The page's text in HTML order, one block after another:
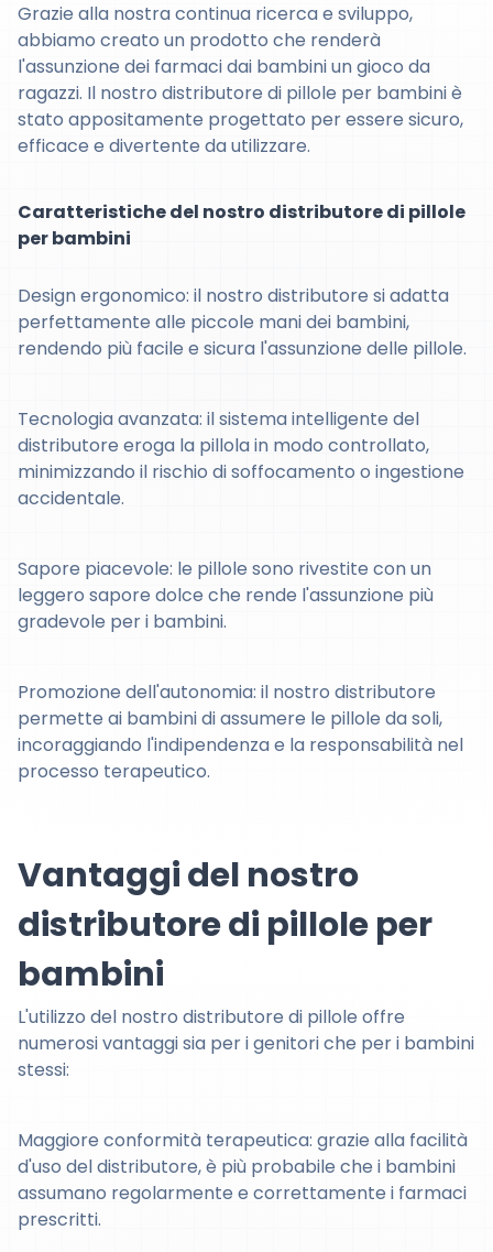
Grazie alla nostra continua ricerca e sviluppo,
abbiamo creato un prodotto che renderà
l'assunzione dei farmaci dai bambini un gioco da
ragazzi. Il nostro distributore di pillole per bambini è
stato appositamente progettato per essere sicuro,
efficace e divertente da utilizzare.
Caratteristiche del nostro distributore di pillole
per bambini
Design ergonomico: il nostro distributore si adatta
perfettamente alle piccole mani dei bambini,
rendendo più facile e sicura l'assunzione delle pillole.
Tecnologia avanzata: il sistema intelligente del
distributore eroga la pillola in modo controllato,
minimizzando il rischio di soffocamento o ingestione
accidentale.
Sapore piacevole: le pillole sono rivestite con un
leggero sapore dolce che rende l'assunzione più
gradevole per i bambini.
Promozione dell'autonomia: il nostro distributore
permette ai bambini di assumere le pillole da soli,
incoraggiando l'indipendenza e la responsabilità nel
processo terapeutico.
Vantaggi del nostro
distributore di pillole per
bambini
L'utilizzo del nostro distributore di pillole offre
numerosi vantaggi sia per i genitori che per i bambini
stessi:
Maggiore conformità terapeutica: grazie alla facilità
d'uso del distributore, è più probabile che i bambini
assumano regolarmente e correttamente i farmaci
prescritti.